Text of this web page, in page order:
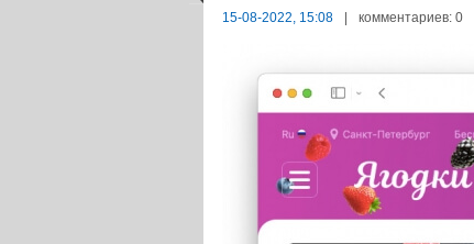
15-08-2022, 15:08 | комментариев: 0